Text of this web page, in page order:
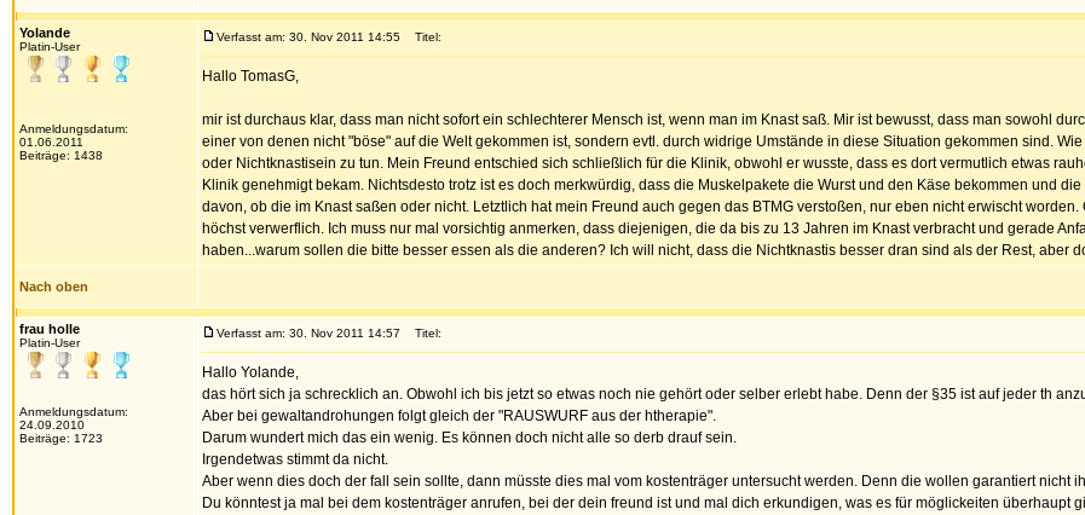
Yolande
Platin-User
Anmeldungsdatum:
01.06.2011
Beiträge: 1438
Verfasst am: 30. Nov 2011 14:55 Titel:
Hallo TomasG,
mir ist durchaus klar, dass man nicht sofort ein schlechterer Mensch ist, wenn man im Knast saß. Mir ist bewusst, dass man sowohl
einer von denen nicht "böse" auf die Welt gekommen ist, sondern evtl. durch widrige Umstände in diese Situation gekommen sind.
oder Nichtknastisein zu tun. Mein Freund entschied sich schließlich für die Klinik, obwohl er wusste, dass es dort vermutlich etwas
Klinik genehmigt bekam. Nichtsdesto trotz ist es doch merkwürdig, dass die Muskelpakete die Wurst und den Käse bekommen und
davon, ob die im Knast saßen oder nicht. Letztlich hat mein Freund auch gegen das BTMG verstoßen, nur eben nicht erwischt
höchst verwerflich. Ich muss nur mal vorsichtig anmerken, dass diejenigen, die da bis zu 13 Jahren im Knast verbracht und gerade
haben...warum sollen die bitte besser essen als die anderen? Ich will nicht, dass die Nichtknastis besser dran sind als der Rest,
Nach oben
frau holle
Platin-User
Anmeldungsdatum:
24.09.2010
Beiträge: 1723
Verfasst am: 30. Nov 2011 14:57 Titel:
Hallo Yolande,
das hört sich ja schrecklich an. Obwohl ich bis jetzt so etwas noch nie gehört oder selber erlebt habe. Denn der §35 ist auf jeder th
Aber bei gewaltandrohungen folgt gleich der "RAUSWURF aus der htherapie".
Darum wundert mich das ein wenig. Es können doch nicht alle so derb drauf sein.
Irgendetwas stimmt da nicht.
Aber wenn dies doch der fall sein sollte, dann müsste dies mal vom kostenträger untersucht werden. Denn die wollen garantiert nicht
Du könntest ja mal bei dem kostenträger anrufen, bei der dein freund ist und mal dich erkundigen, was es für möglickeiten überhaupt